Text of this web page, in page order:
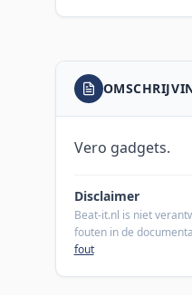
Vero gadgets.
Disclaimer
Beat-it.nl is niet
fouten in de
fout